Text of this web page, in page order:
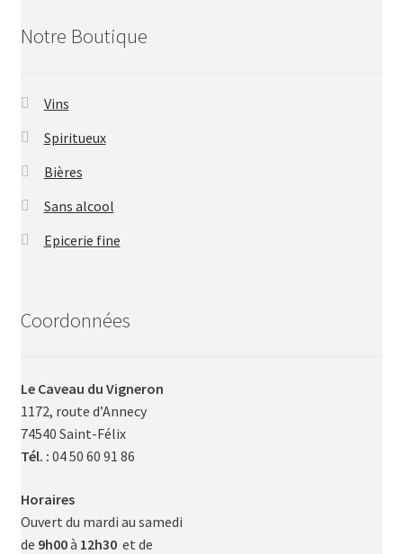
Notre Boutique
Vins
Spiritueux
Bières
Sans alcool
Epicerie fine
Coordonnées
Le Caveau du Vigneron
1172, route d’Annecy
74540 Saint-Félix
Tél. : 04 50 60 91 86
Horaires
Ouvert du mardi au samedi
de 9h00à 12h30 et de